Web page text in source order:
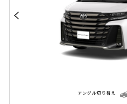
アングル切り替え